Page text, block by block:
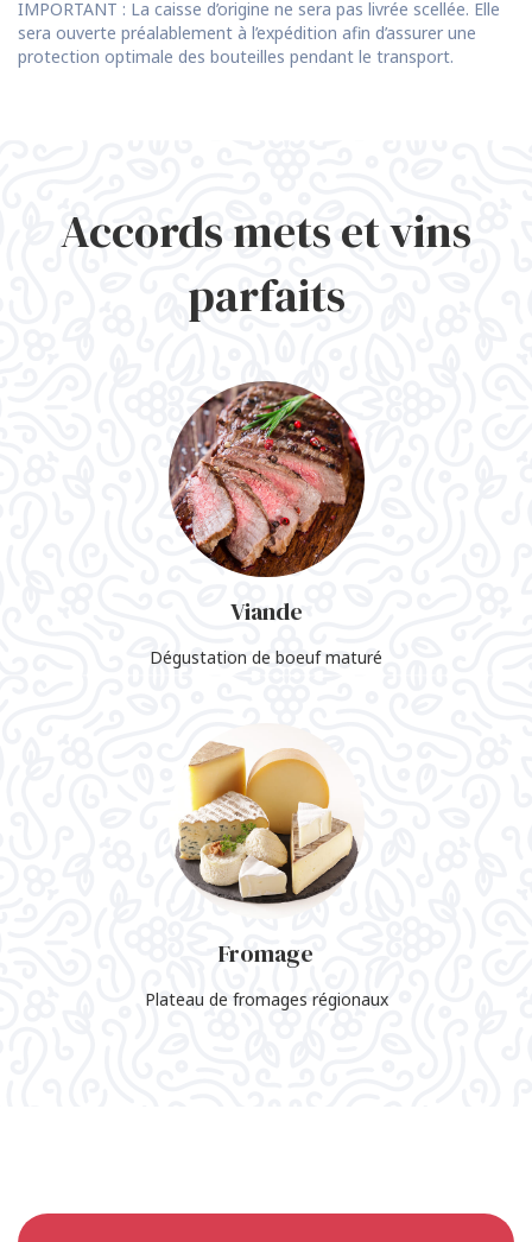
IMPORTANT : La caisse d’origine ne sera pas livrée scellée. Elle
sera ouverte préalablement à l’expédition afin d’assurer une
protection optimale des bouteilles pendant le transport.
Accords mets et vins
parfaits
Viande
Dégustation de boeuf maturé
Fromage
Plateau de fromages régionaux